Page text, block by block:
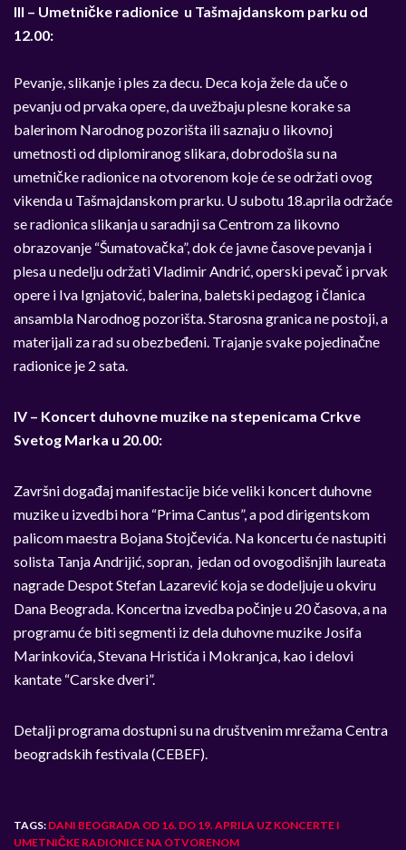
III – Umetničke radionice u Tašmajdanskom parku od
12.00:
Pevanje, slikanje i ples za decu. Deca koja žele da uče o
pevanju od prvaka opere, da uvežbaju plesne korake sa
balerinom Narodnog pozorišta ili saznaju o likovnoj
umetnosti od diplomiranog slikara, dobrodošla su na
umetničke radionice na otvorenom koje će se održati ovog
vikenda u Tašmajdanskom prarku. U subotu 18.aprila održaće
se radionica slikanja u saradnji sa Centrom za likovno
obrazovanje “Šumatovačka”, dok će javne časove pevanja i
plesa u nedelju održati Vladimir Andrić, operski pevač i prvak
opere i Iva Ignjatović, balerina, baletski pedagog i članica
ansambla Narodnog pozorišta. Starosna granica ne postoji, a
materijali za rad su obezbeđeni. Trajanje svake pojedinačne
radionice je 2 sata.
IV – Koncert duhovne muzike na stepenicama Crkve
Svetog Marka u 20.00:
Završni događaj manifestacije biće veliki koncert duhovne
muzike u izvedbi hora “Prima Cantus”, a pod dirigentskom
palicom maestra Bojana Stojčevića. Na koncertu će nastupiti
solista Tanja Andrijić, sopran, jedan od ovogodišnjih laureata
nagrade Despot Stefan Lazarević koja se dodeljuje u okviru
Dana Beograda. Koncertna izvedba počinje u 20 časova, a na
programu će biti segmenti iz dela duhovne muzike Josifa
Marinkovića, Stevana Hristića i Mokranjca, kao i delovi
kantate “Carske dveri”.
Detalji programa dostupni su na društvenim mrežama Centra
beogradskih festivala (CEBEF).
TAGS: DANI BEOGRADA OD 16. DO 19. APRILA UZ KONCERTE I
UMETNIČKE RADIONICE NA OTVORENOM